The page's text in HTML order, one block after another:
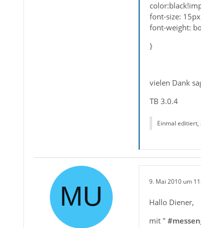
font-size:
font-weight:
}
vielen Dank
TB 3.0.4
Einmal editiert,
9. Mai 2010 um
Hallo Diener,
mit "